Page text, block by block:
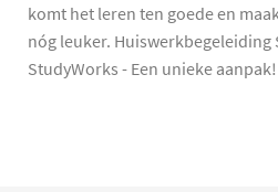
komt het leren ten goede en
nóg leuker. Huiswerkbegeleiding
StudyWorks - Een unieke aanpak!